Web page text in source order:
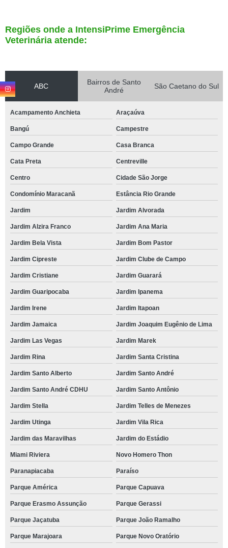
Regiões onde a IntensiPrime Emergência
Veterinária atende:
ABC
Bairros de Santo
André
São Caetano do Sul
Acampamento Anchieta Araçaúva
Bangú Campestre
Campo Grande Casa Branca
Cata Preta Centreville
Centro Cidade São Jorge
Condomínio Maracanã Estância Rio Grande
Jardim Jardim Alvorada
Jardim Alzira Franco Jardim Ana Maria
Jardim Bela Vista Jardim Bom Pastor
Jardim Cipreste Jardim Clube de Campo
Jardim Cristiane Jardim Guarará
Jardim Guaripocaba Jardim Ipanema
Jardim Irene Jardim Itapoan
Jardim Jamaica Jardim Joaquim Eugênio de Lima
Jardim Las Vegas Jardim Marek
Jardim Rina Jardim Santa Cristina
Jardim Santo Alberto Jardim Santo André
Jardim Santo André CDHU Jardim Santo Antônio
Jardim Stella Jardim Telles de Menezes
Jardim Utinga Jardim Vila Rica
Jardim das Maravilhas Jardim do Estádio
Miami Riviera Novo Homero Thon
Paranapiacaba Paraíso
Parque América Parque Capuava
Parque Erasmo Assunção Parque Gerassi
Parque Jaçatuba Parque João Ramalho
Parque Marajoara Parque Novo Oratório